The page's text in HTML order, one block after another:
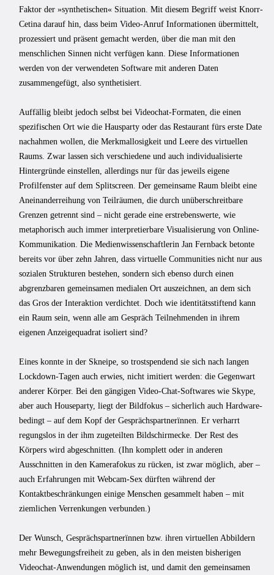
Faktor der »synthetischen« Situation. Mit diesem Begriff weist Knorr-
Cetina darauf hin, dass beim Video-Anruf Informationen übermittelt,
prozessiert und präsent gemacht werden, über die man mit den
menschlichen Sinnen nicht verfügen kann. Diese Informationen
werden von der verwendeten Software mit anderen Daten
zusammengefügt, also synthetisiert.
Auffällig bleibt jedoch selbst bei Videochat-Formaten, die einen
spezifischen Ort wie die Hausparty oder das Restaurant fürs erste Date
nachahmen wollen, die Merkmallosigkeit und Leere des virtuellen
Raums. Zwar lassen sich verschiedene und auch individualisierte
Hintergründe einstellen, allerdings nur für das jeweils eigene
Profilfenster auf dem Splitscreen. Der gemeinsame Raum bleibt eine
Aneinanderreihung von Teilräumen, die durch unüberschreitbare
Grenzen getrennt sind – nicht gerade eine erstrebenswerte, wie
metaphorisch auch immer interpretierbare Visualisierung von Online-
Kommunikation. Die Medienwissenschaftlerin Jan Fernback betonte
bereits vor über zehn Jahren, dass virtuelle Communities nicht nur aus
sozialen Strukturen bestehen, sondern sich ebenso durch einen
abgrenzbaren gemeinsamen medialen Ort auszeichnen, an dem sich
das Gros der Interaktion verdichtet. Doch wie identitätsstiftend kann
ein Raum sein, wenn alle am Gespräch Teilnehmenden in ihrem
eigenen Anzeigequadrat isoliert sind?
Eines konnte in der Skneipe, so trostspendend sie sich nach langen
Lockdown-Tagen auch erwies, nicht imitiert werden: die Gegenwart
anderer Körper. Bei den gängigen Video-Chat-Softwares wie Skype,
aber auch Houseparty, liegt der Bildfokus – sicherlich auch Hardware-
bedingt – auf dem Kopf der Gesprächspartnerïnnen. Er verharrt
regungslos in der ihm zugeteilten Bildschirmecke. Der Rest des
Körpers wird abgeschnitten. (Ihn komplett oder in anderen
Ausschnitten in den Kamerafokus zu rücken, ist zwar möglich, aber –
auch Erfahrungen mit Webcam-Sex dürften während der
Kontaktbeschränkungen einige Menschen gesammelt haben – mit
ziemlichen Verrenkungen verbunden.)
Der Wunsch, Gesprächspartnerïnnen bzw. ihren virtuellen Abbildern
mehr Bewegungsfreiheit zu geben, als in den meisten bisherigen
Videochat-Anwendungen möglich ist, und damit den gemeinsamen